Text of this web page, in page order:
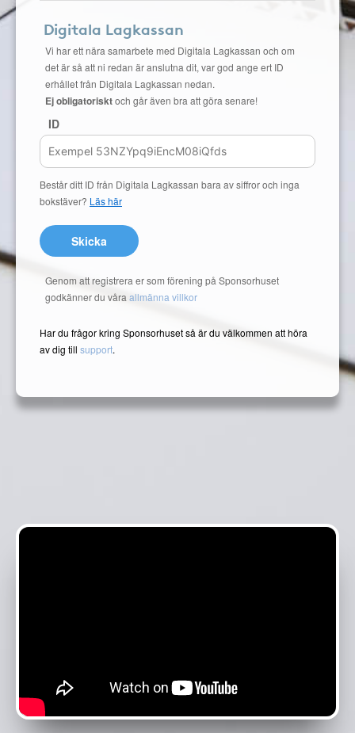
Digitala Lagkassan
Vi har ett nära samarbete med Digitala Lagkassan och om
det är så att ni redan är anslutna dit, var god ange ert ID
erhållet från Digitala Lagkassan nedan.
Ej obligatorisktoch går även bra att göra senare!
ID
Består ditt ID från Digitala Lagkassan bara av siffror och inga
bokstäver? Läs här
Skicka
Genom att registrera er som förening på Sponsorhuset
godkänner du våra allmänna villkor
Har du frågor kring Sponsorhuset så är du välkommen att höra
av dig till support.